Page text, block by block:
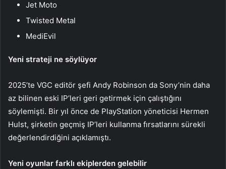
Jet Moto
Twisted Metal
MediEvil
Yeni strateji ne söylüyor
2025’te VGC editör şefi Andy Robinson da Sony’nin daha
az bilinen eski IP’leri geri getirmek için çalıştığını
söylemişti. Bir yıl önce de PlayStation yöneticisi Hermen
Hulst, şirketin geçmiş IP’leri kullanma fırsatlarını sürekli
değerlendirdiğini açıklamıştı.
Yeni oyunlar farklı ekiplerden gelebilir